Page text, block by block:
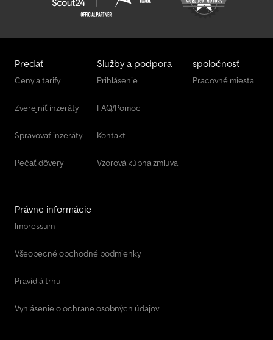
Predať
Ceny a tarify
Zverejniť inzeráty
Spravovať inzeráty
Pečať dôvery
Služby a podpora
Prihlásenie
FAQ/Pomoc
Kontakt
Vzorová kúpna zmluva
spoločnosť
Pracovné miesta
Právne informácie
Impressum
Všeobecné obchodné podmienky
Pravidlá trhu
Vyhlásenie o ochrane osobných údajov